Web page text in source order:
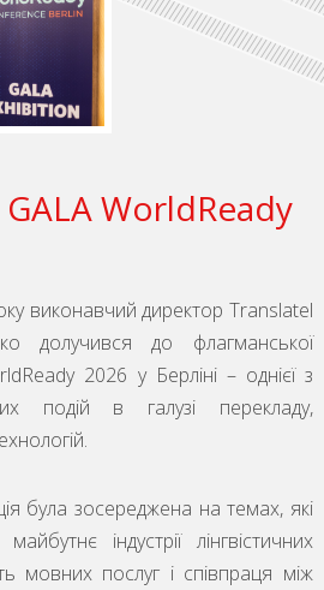
WorldReady
виконавчий директор Translatel
долучився до флагманської
2026 у Берліні – однієї з
подій в галузі перекладу,
була зосереджена на темах, які
індустрії лінгвістичних
мовних послуг і співпраця між